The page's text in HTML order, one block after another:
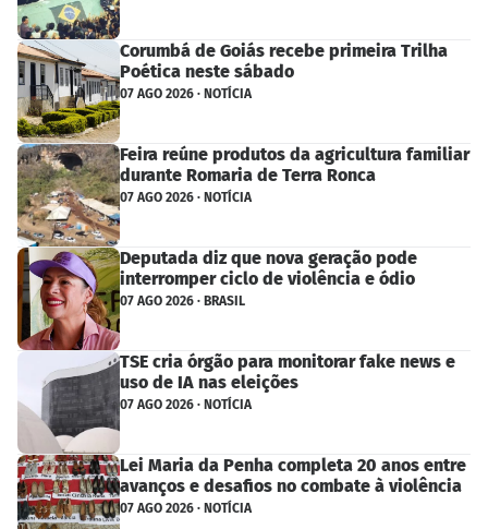
Corumbá de Goiás recebe primeira Trilha
Poética neste sábado
07 AGO 2026 · NOTÍCIA
Feira reúne produtos da agricultura familiar
durante Romaria de Terra Ronca
07 AGO 2026 · NOTÍCIA
Deputada diz que nova geração pode
interromper ciclo de violência e ódio
07 AGO 2026 · BRASIL
TSE cria órgão para monitorar fake news e
uso de IA nas eleições
07 AGO 2026 · NOTÍCIA
Lei Maria da Penha completa 20 anos entre
avanços e desafios no combate à violência
07 AGO 2026 · NOTÍCIA